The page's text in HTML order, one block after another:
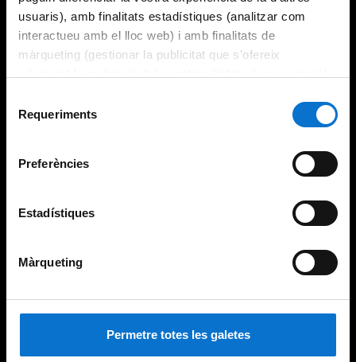
usuaris), amb finalitats estadístiques (analitzar com
interactueu amb el lloc web) i amb finalitats de
màrqueting (gestionar la publicitat que s’ofereix
consultar laPolítica de galetes del lloc web de la
Requeriments
Preferències
Estadístiques
Màrqueting
Permetre totes les galetes